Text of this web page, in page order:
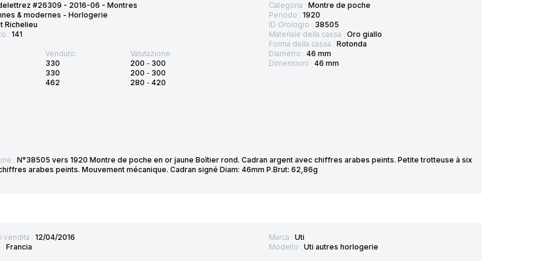
#26309 - 2016-06 - Montres
& modernes - Horlogerie
Richelieu
: 141
Venduto:
330
330
462
Valutazione:
200 - 300
200 - 300
280 - 420
Categoria : Montre de poche
Periodo : 1920
ID Orologio : 38505
Materiale della cassa : Oro giallo
Forma della cassa : Rotonda
Diametro : 46 mm
Dimensioni : 46 mm
: N°38505 vers 1920 Montre de poche en or jaune Boîtier rond. Cadran argent avec chiffres arabes peints. Petite trotteuse à six
arabes peints. Mouvement mécanique. Cadran signé Diam: 46mm P.Brut: 62,86g
vendita : 12/04/2016
: Francia
Marca : Uti
Modello : Uti autres horlogerie